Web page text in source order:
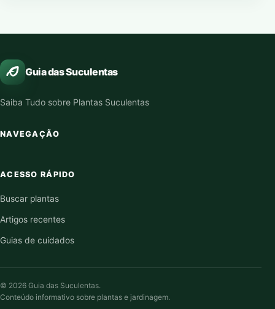
Guia das Suculentas
Saiba Tudo sobre Plantas Suculentas
NAVEGAÇÃO
ACESSO RÁPIDO
Buscar plantas
Artigos recentes
Guias de cuidados
© 2026 Guia das Suculentas.
Conteúdo informativo sobre plantas e jardinagem.